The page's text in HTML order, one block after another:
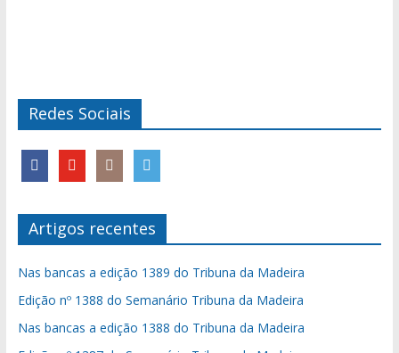
Redes Sociais
Artigos recentes
Nas bancas a edição 1389 do Tribuna da Madeira
Edição nº 1388 do Semanário Tribuna da Madeira
Nas bancas a edição 1388 do Tribuna da Madeira